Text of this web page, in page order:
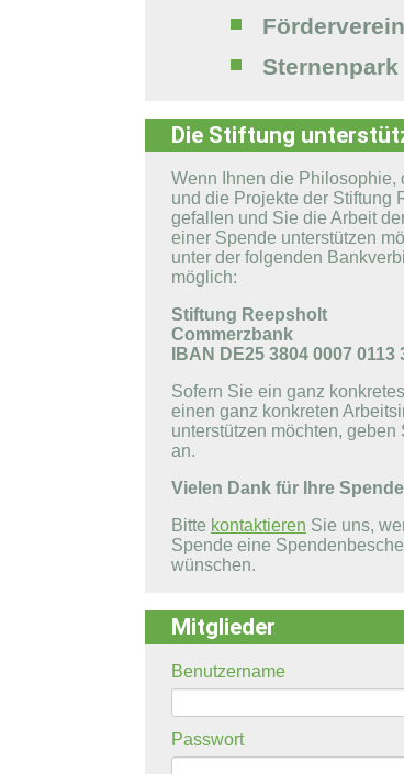
Förderverein
Sternenpark
Die Stiftung
Wenn Ihnen die Philosophie,
und die Projekte der Stiftung
gefallen und Sie die Arbeit
einer Spende unterstützen
unter der folgenden
möglich:
Stiftung Reepsholt
Commerzbank
IBAN DE25 3804 0007 0113
Sofern Sie ein ganz
einen ganz konkreten
unterstützen möchten, geben
an.
Vielen Dank für Ihre
Bitte kontaktieren Sie uns,
Spende eine
wünschen.
Mitglieder
Benutzername
Passwort